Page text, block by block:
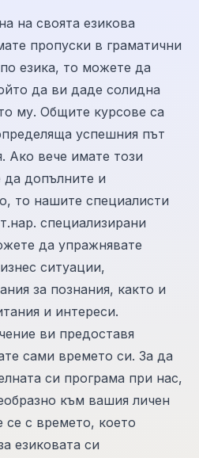
на своята езикова
пропуски в граматични
езика, то можете да
да ви даде солидна
му. Общите курсове са
успешния път
Ако вече имате този
допълните и
то нашите специалисти
специализирани
да упражнявате
ситуации,
за познания, както и
и интереси.
ви предоставя
сами времето си. За да
си програма при нас,
към вашия личен
се с времето, което
езиковата си